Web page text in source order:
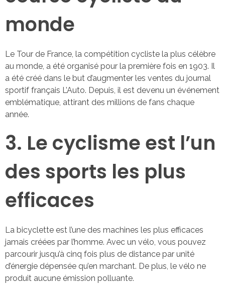
monde
Le Tour de France, la compétition cycliste la plus célèbre
au monde, a été organisé pour la première fois en 1903. Il
a été créé dans le but d’augmenter les ventes du journal
sportif français L’Auto. Depuis, il est devenu un événement
emblématique, attirant des millions de fans chaque
année.
3. Le cyclisme est l’un
des sports les plus
efficaces
La bicyclette est l’une des machines les plus efficaces
jamais créées par l’homme. Avec un vélo, vous pouvez
parcourir jusqu’à cinq fois plus de distance par unité
d’énergie dépensée qu’en marchant. De plus, le vélo ne
produit aucune émission polluante.